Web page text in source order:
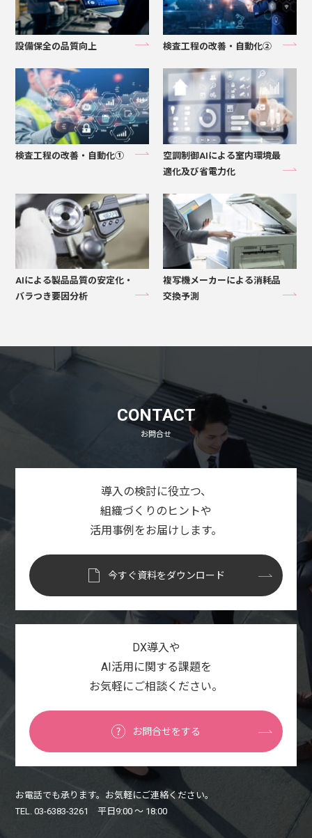
設備保全の品質向上 検査工程の改善・自動化②
検査工程の改善・自動化①
空調制御AIによる室内環境最
適化及び省電力化
AIによる製品品質の安定化・
バラつき要因分析
複写機メーカーによる消耗品
交換予測
CONTACT
お問合せ
導入の検討に役立つ、
組織づくりのヒントや
活用事例をお届けします。
今すぐ資料をダウンロード
DX導入や
AI活用に関する課題を
お気軽にご相談ください。
お問合せをする
お電話でも承ります。お気軽にご連絡ください。
TEL. 03-6383-3261 平日9:00 〜 18:00